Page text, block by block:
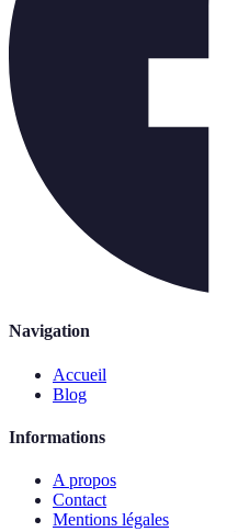
Navigation
Accueil
Blog
Informations
A propos
Contact
Mentions légales